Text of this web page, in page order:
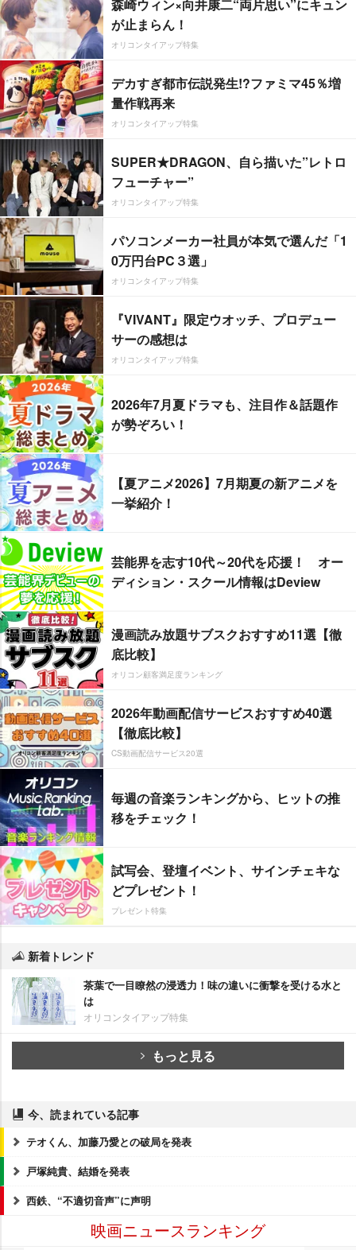
森崎ウィン×向井康二“両片思い”にキュン
が止まらん！
オリコンタイアップ特集
デカすぎ都市伝説発生!?ファミマ45％増
量作戦再来
オリコンタイアップ特集
SUPER★DRAGON、自ら描いた”レトロ
フューチャー”
オリコンタイアップ特集
パソコンメーカー社員が本気で選んだ「1
0万円台PC３選」
オリコンタイアップ特集
『VIVANT』限定ウオッチ、プロデュー
サーの感想は
オリコンタイアップ特集
2026年7月夏ドラマも、注目作＆話題作
が勢ぞろい！
【夏アニメ2026】7月期夏の新アニメを
一挙紹介！
芸能界を志す10代～20代を応援！ オー
ディション・スクール情報はDeview
漫画読み放題サブスクおすすめ11選【徹
底比較】
オリコン顧客満足度ランキング
2026年動画配信サービスおすすめ40選
【徹底比較】
CS動画配信サービス20選
毎週の音楽ランキングから、ヒットの推
移をチェック！
試写会、登壇イベント、サインチェキな
どプレゼント！
プレゼント特集
新着トレンド
茶葉で一目瞭然の浸透力！味の違いに衝撃を受ける水と
は
オリコンタイアップ特集
もっと見る
今、読まれている記事
テオくん、加藤乃愛との破局を発表
戸塚純貴、結婚を発表
西鉄、“不適切音声”に声明
映画ニュースランキング